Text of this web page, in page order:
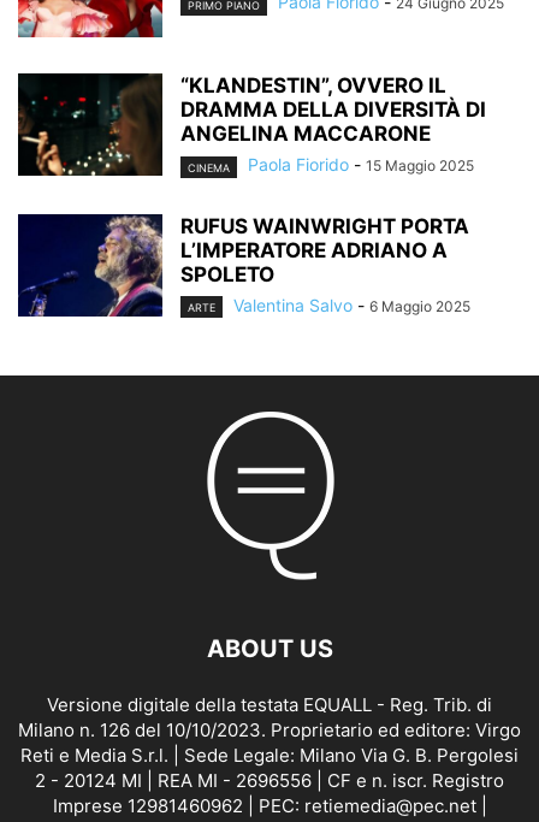
PRIMO PIANO
“KLANDESTIN”, OVVERO IL
DRAMMA DELLA DIVERSITÀ DI
ANGELINA MACCARONE
CINEMA Paola Fiorido - 15 Maggio 2025
RUFUS WAINWRIGHT PORTA
L’IMPERATORE ADRIANO A
SPOLETO
ARTE Valentina Salvo - 6 Maggio 2025
ABOUT US
Versione digitale della testata EQUALL - Reg. Trib. di
Milano n. 126 del 10/10/2023. Proprietario ed editore: Virgo
Reti e Media S.r.l. | Sede Legale: Milano Via G. B. Pergolesi
2 - 20124 MI | REA MI - 2696556 | CF e n. iscr. Registro
Imprese 12981460962 | PEC: retiemedia@pec.net |